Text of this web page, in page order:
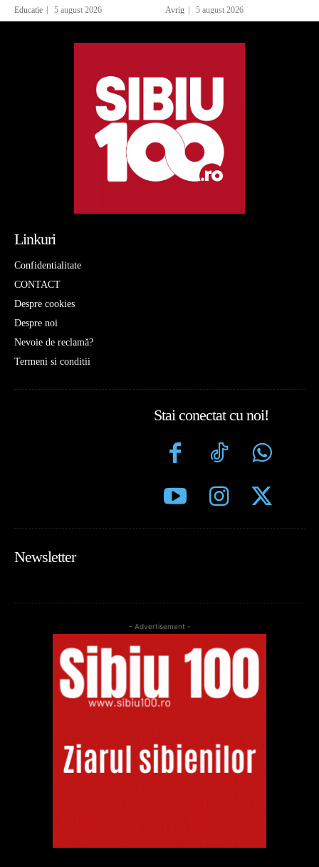
Educatie 5 august 2026 Avrig 5 august 2026
Linkuri
Confidentialitate
CONTACT
Despre cookies
Despre noi
Nevoie de reclamă?
Termeni si conditii
Stai conectat cu noi!
Newsletter
- Advertisement -